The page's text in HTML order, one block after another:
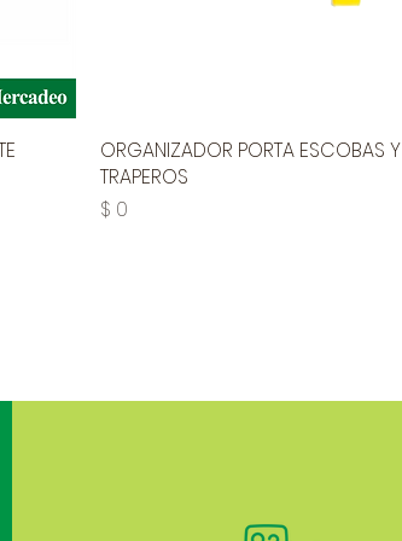
ORGANIZADOR PORTA ESCOBAS Y
TRAPEROS
Precio
$ 0